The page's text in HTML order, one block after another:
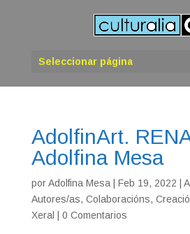
Seleccionar página
AdolfinArt.
Adolfina Mesa
porAdolfina Mesa| Feb 19, 2022
Autores/as, Colaboracións,
Xeral
0 Comentarios